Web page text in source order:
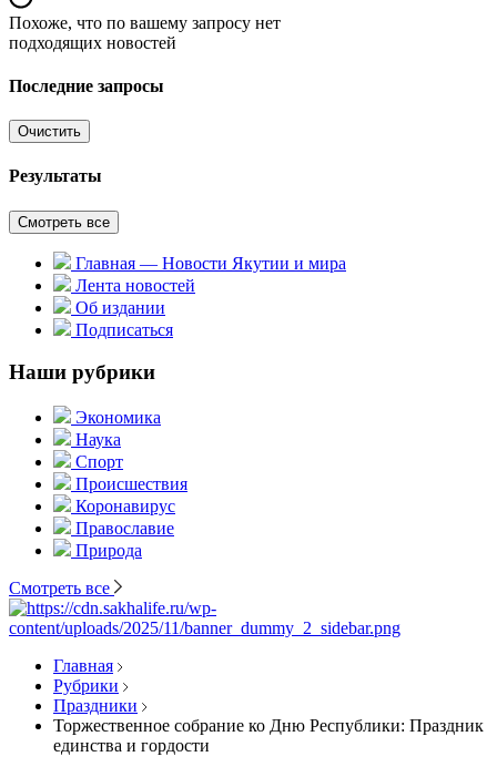
Похоже, что по вашему запросу нет
подходящих новостей
Последние запросы
Очистить
Результаты
Смотреть все
Главная — Новости Якутии и мира
Лента новостей
Об издании
Подписаться
Наши рубрики
Экономика
Наука
Спорт
Происшествия
Коронавирус
Православие
Природа
Смотреть все
Главная
Рубрики
Праздники
Торжественное собрание ко Дню Республики: Праздник
единства и гордости